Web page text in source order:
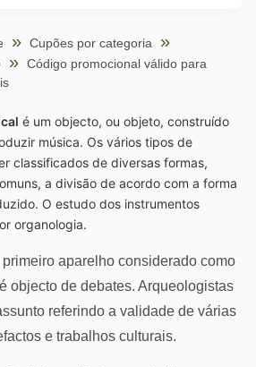
Cupões por categoria
Código promocional válido para
é um objecto, ou objeto, construído
música. Os vários tipos de
classificados de diversas formas,
a divisão de acordo com a forma
O estudo dos instrumentos
organologia.
aparelho considerado como
objecto de debates. Arqueologistas
referindo a validade de várias
e trabalhos culturais.